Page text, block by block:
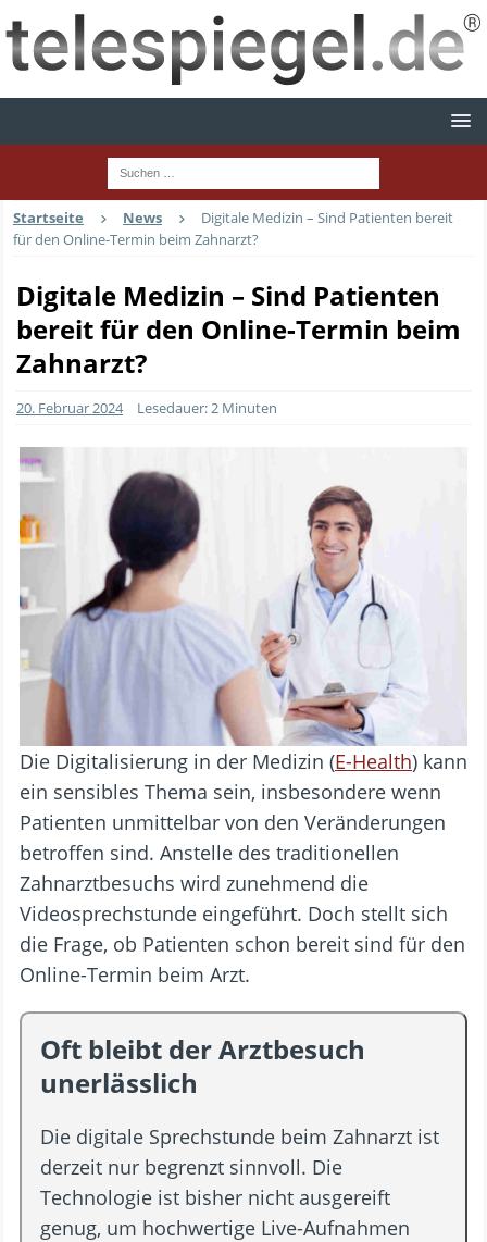
Startseite News
Digitale Medizin – Sind Patienten bereit
für den Online-Termin beim Zahnarzt?
Digitale Medizin – Sind Patienten
bereit für den Online-Termin beim
Zahnarzt?
20. Februar 2024 Lesedauer: 2 Minuten
Die Digitalisierung in der Medizin (E-Health) kann
ein sensibles Thema sein, insbesondere wenn
Patienten unmittelbar von den Veränderungen
betroffen sind. Anstelle des traditionellen
Zahnarztbesuchs wird zunehmend die
Videosprechstunde eingeführt. Doch stellt sich
die Frage, ob Patienten schon bereit sind für den
Online-Termin beim Arzt.
Oft bleibt der Arztbesuch
unerlässlich
Die digitale Sprechstunde beim Zahnarzt ist
derzeit nur begrenzt sinnvoll. Die
Technologie ist bisher nicht ausgereift
genug, um hochwertige Live-Aufnahmen